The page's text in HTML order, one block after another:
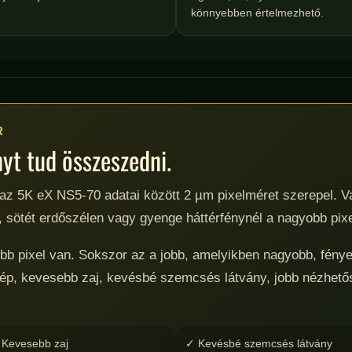
könnyebben értelmezhető.
tud összeszedni.
5K eX NS5-70 adatai között 2 µm pixelméret szerepel.
erdőszélen vagy gyenge háttérfénynél a nagyobb
pixel van. Sokszor az a jobb, amelyikben nagyobb,
kevesebb zaj, kevésbé szemcsés látvány, jobb
zaj ✓ Kevésbé szemcsés látvány